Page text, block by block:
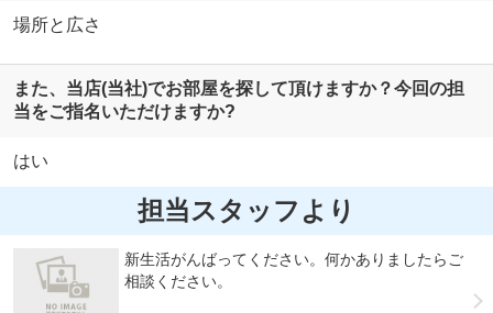
場所と広さ
また、当店(当社)でお部屋を探して頂けますか？今回の担
当をご指名いただけますか?
はい
担当スタッフより
新生活がんばってください。何かありましたらご
相談ください。